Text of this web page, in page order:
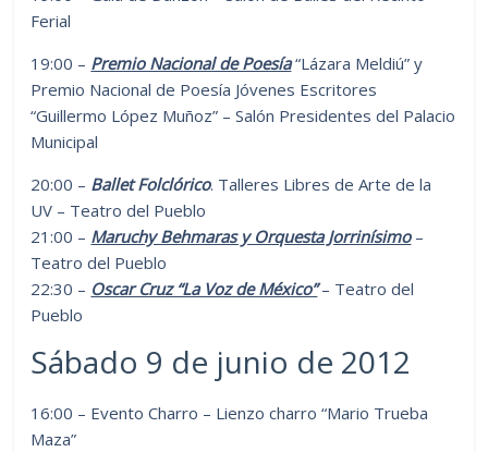
Ferial
19:00 – Premio Nacional de Poesía“Lázara Meldiú” y
Premio Nacional de Poesía Jóvenes Escritores
“Guillermo López Muñoz” – Salón Presidentes del Palacio
Municipal
20:00 – Ballet Folclórico. Talleres Libres de Arte de la
UV – Teatro del Pueblo
21:00 – Maruchy Behmaras y Orquesta Jorrinísimo–
Teatro del Pueblo
22:30 – Oscar Cruz “La Voz de México”– Teatro del
Pueblo
Sábado 9 de junio de 2012
16:00 – Evento Charro – Lienzo charro “Mario Trueba
Maza”